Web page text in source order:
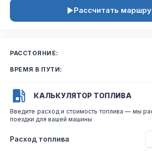
Рассчитать
РАССТОЯНИЕ:
ВРЕМЯ В ПУТИ:
КАЛЬКУЛЯТОР ТОПЛИВА
Введите расход и стоимость топлива — мы
поездки для вашей машины
Расход топлива